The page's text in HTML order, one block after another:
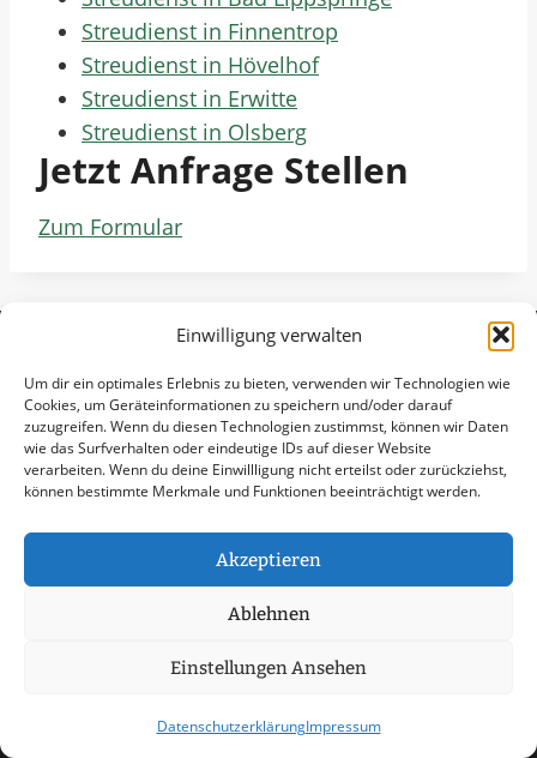
Einwilligung verwalten
Um dir ein optimales Erlebnis zu bieten, verwenden wir Technologien wie
Cookies, um Geräteinformationen zu speichern und/oder darauf
zuzugreifen. Wenn du diesen Technologien zustimmst, können wir Daten
wie das Surfverhalten oder eindeutige IDs auf dieser Website
verarbeiten. Wenn du deine Einwillligung nicht erteilst oder zurückziehst,
können bestimmte Merkmale und Funktionen beeinträchtigt werden.
Akzeptieren
Ablehnen
Einstellungen Ansehen
DatenschutzerklärungImpressum
Streudienst in Finnentrop
Streudienst in Hövelhof
Streudienst in Erwitte
Streudienst in Olsberg
Jetzt Anfrage Stellen
Zum Formular